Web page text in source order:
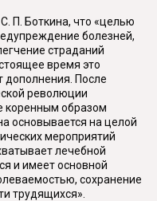
П. Боткина, что «целью
болезней,
страданий
время это
дополнения. После
революции
коренным образом
основывается на целой
мероприятий
лечебной
и имеет основной
сохранение
трудящихся».